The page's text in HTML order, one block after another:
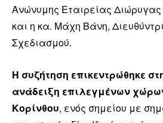
Ανώνυμης Εταιρείας Διώρυγας
και η κα. Μάχη Βάνη,
Σχεδιασμού.
Η συζήτηση επικεντρώθηκε
ανάδειξη επιλεγμένων
Κορίνθου, ενός σημείου με